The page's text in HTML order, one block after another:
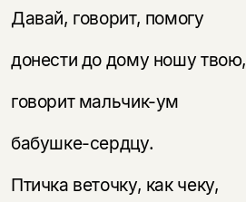
Давай, говорит, помогу
донести до дому ношу твою,
говорит мальчик-ум
бабушке-сердцу.
Птичка веточку, как чеку,